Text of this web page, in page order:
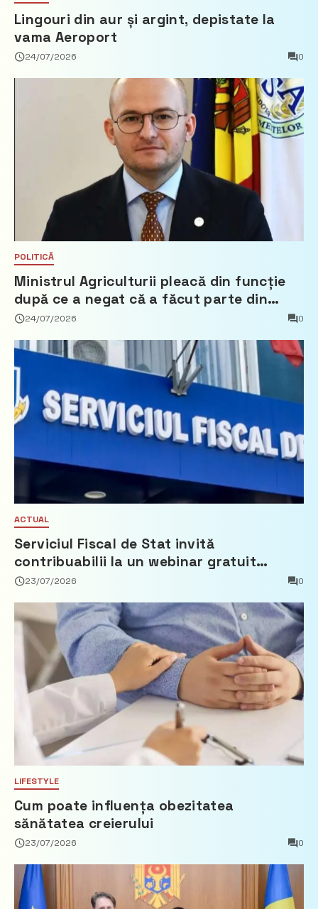
Lingouri din aur și argint, depistate la
vama Aeroport
24/07/2026 0
POLITICĂ
Ministrul Agriculturii pleacă din funcție
după ce a negat că a făcut parte din
Partidul Democrat
24/07/2026 0
ACTUAL
Serviciul Fiscal de Stat invită
contribuabilii la un webinar gratuit
privind calculul impozitului pe bunurile
23/07/2026 0
LIFESTYLE
Cum poate influența obezitatea
sănătatea creierului
23/07/2026 0